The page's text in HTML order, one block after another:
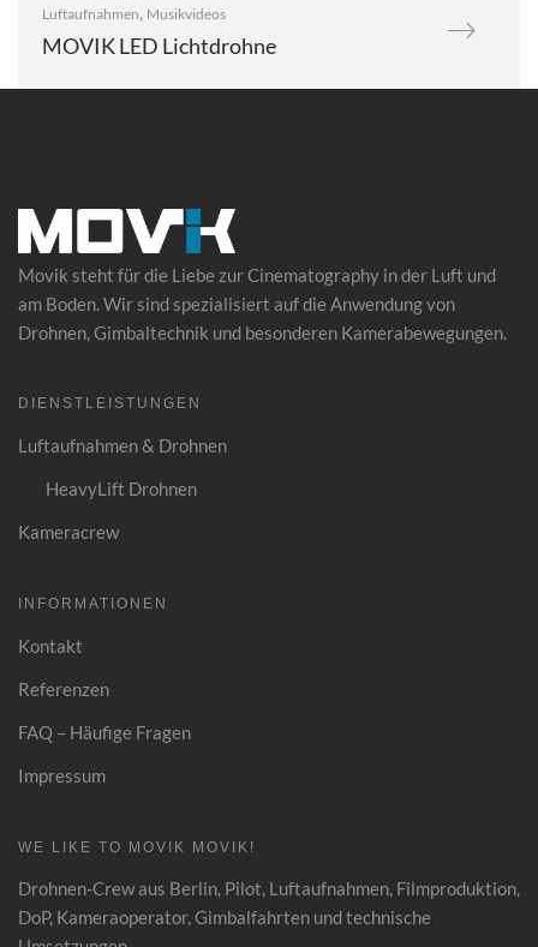
Luftaufnahmen, Musikvideos
MOVIK LED Lichtdrohne
Movik steht für die Liebe zur Cinematography in der Luft und
am Boden. Wir sind spezialisiert auf die Anwendung von
Drohnen, Gimbaltechnik und besonderen Kamerabewegungen.
DIENSTLEISTUNGEN
Luftaufnahmen & Drohnen
HeavyLift Drohnen
Kameracrew
INFORMATIONEN
Kontakt
Referenzen
FAQ – Häufige Fragen
Impressum
WE LIKE TO MOVIK MOVIK!
Drohnen-Crew aus Berlin, Pilot, Luftaufnahmen, Filmproduktion,
DoP, Kameraoperator, Gimbalfahrten und technische